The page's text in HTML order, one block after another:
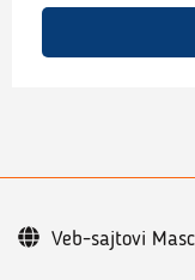
Veb-sajtovi